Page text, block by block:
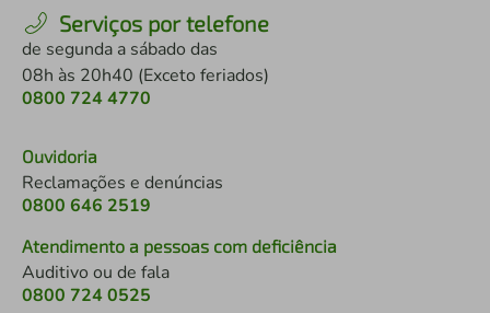
Serviços por telefone
de segunda a sábado das
08h às 20h40 (Exceto feriados)
0800 724 4770
Ouvidoria
Reclamações e denúncias
0800 646 2519
Atendimento a pessoas com deficiência
Auditivo ou de fala
0800 724 0525